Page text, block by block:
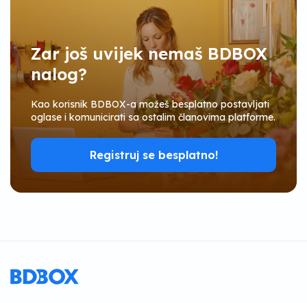
Zar još uvijek nemaš BDBOX
nalog?
Kao korisnik BDBOX-a možeš besplatno postavljati
oglase i komunicirati sa ostalim članovima platforme.
Registruj se besplatno!